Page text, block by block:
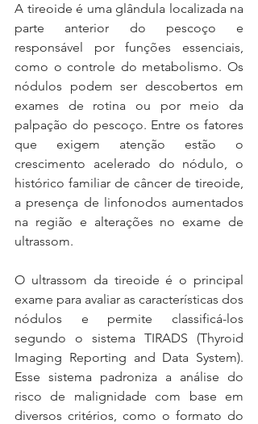
A tireoide é uma glândula localizada na
parte anterior do pescoço e
responsável por funções essenciais,
como o controle do metabolismo. Os
nódulos podem ser descobertos em
exames de rotina ou por meio da
palpação do pescoço. Entre os fatores
que exigem atenção estão o
crescimento acelerado do nódulo, o
histórico familiar de câncer de tireoide,
a presença de linfonodos aumentados
na região e alterações no exame de
ultrassom.
O ultrassom da tireoide é o principal
exame para avaliar as características dos
nódulos e permite classificá-los
segundo o sistema TIRADS (Thyroid
Imaging Reporting and Data System).
Esse sistema padroniza a análise do
risco de malignidade com base em
diversos critérios, como o formato do